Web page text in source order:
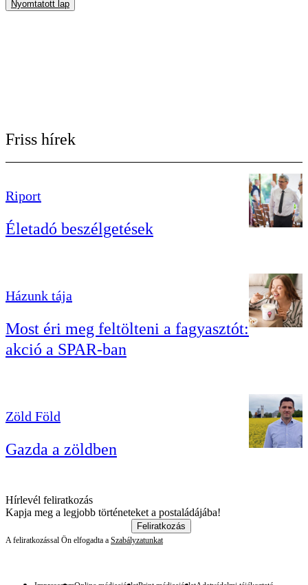
Nyomtatott lap
Friss hírek
Riport
Életadó beszélgetések
Házunk tája
Most éri meg feltölteni a fagyasztót:
akció a SPAR-ban
Zöld Föld
Gazda a zöldben
Hírlevél feliratkozás
Kapja meg a legjobb történeteket a postaládájába!
Feliratkozás
A feliratkozással Ön elfogadta a Szabályzatunkat